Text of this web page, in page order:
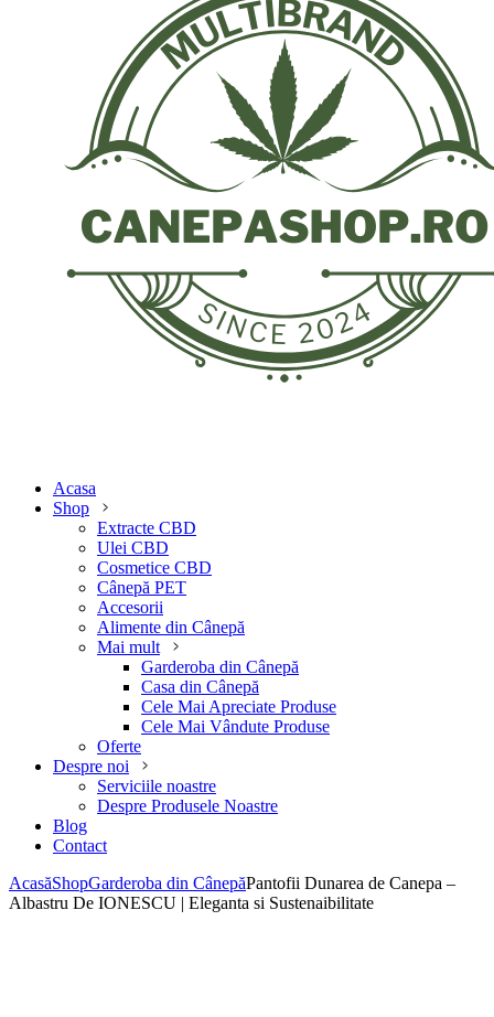
Acasa
Shop
Extracte CBD
Ulei CBD
Cosmetice CBD
Cânepă PET
Accesorii
Alimente din Cânepă
Mai mult
Garderoba din Cânepă
Casa din Cânepă
Cele Mai Apreciate Produse
Cele Mai Vândute Produse
Oferte
Despre noi
Serviciile noastre
Despre Produsele Noastre
Blog
Contact
AcasăShopGarderoba din CânepăPantofii Dunarea de Canepa –
Albastru De IONESCU | Eleganta si Sustenaibilitate